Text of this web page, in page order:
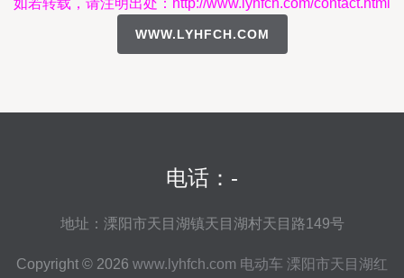
如若转载，请注明出处：http://www.lyhfch.com/contact.html
WWW.LYHFCH.COM
电话：-
地址：溧阳市天目湖镇天目湖村天目路149号
Copyright © 2026 www.lyhfch.com 电动车 溧阳市天目湖红